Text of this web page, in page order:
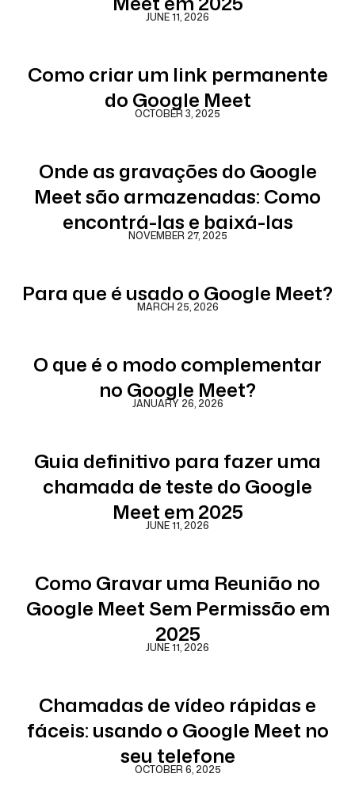
JUNE 11, 2026
Como criar um link permanente
do Google Meet
OCTOBER 3, 2025
Onde as gravações do Google
Meet são armazenadas: Como
encontrá-las e baixá-las
NOVEMBER 27, 2025
Para que é usado o Google Meet?
MARCH 25, 2026
O que é o modo complementar
no Google Meet?
JANUARY 26, 2026
Guia definitivo para fazer uma
chamada de teste do Google
Meet em 2025
JUNE 11, 2026
Como Gravar uma Reunião no
Google Meet Sem Permissão em
2025
JUNE 11, 2026
Chamadas de vídeo rápidas e
fáceis: usando o Google Meet no
seu telefone
OCTOBER 6, 2025